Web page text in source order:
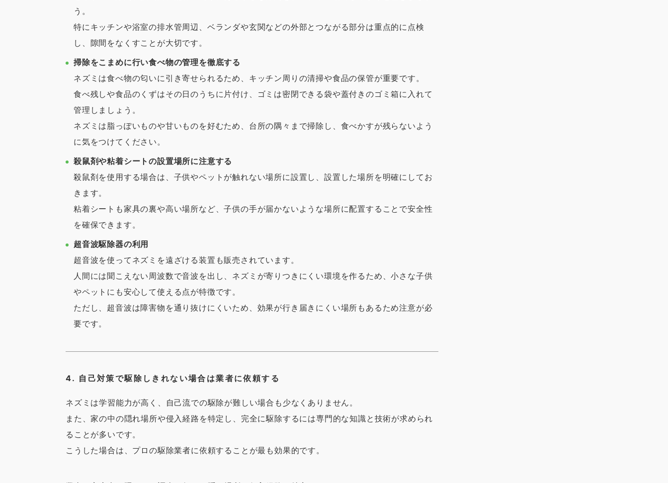
う。
特にキッチンや浴室の排水管周辺、ベランダや玄関などの外部とつながる部分は重点的に点検
し、隙間をなくすことが大切です。
掃除をこまめに行い食べ物の管理を徹底する
ネズミは食べ物の匂いに引き寄せられるため、キッチン周りの清掃や食品の保管が重要です。
食べ残しや食品のくずはその日のうちに片付け、ゴミは密閉できる袋や蓋付きのゴミ箱に入れて
管理しましょう。
ネズミは脂っぽいものや甘いものを好むため、台所の隅々まで掃除し、食べかすが残らないよう
に気をつけてください。
殺鼠剤や粘着シートの設置場所に注意する
殺鼠剤を使用する場合は、子供やペットが触れない場所に設置し、設置した場所を明確にしてお
きます。
粘着シートも家具の裏や高い場所など、子供の手が届かないような場所に配置することで安全性
を確保できます。
超音波駆除器の利用
超音波を使ってネズミを遠ざける装置も販売されています。
人間には聞こえない周波数で音波を出し、ネズミが寄りつきにくい環境を作るため、小さな子供
やペットにも安心して使える点が特徴です。
ただし、超音波は障害物を通り抜けにくいため、効果が行き届きにくい場所もあるため注意が必
要です。
4. 自己対策で駆除しきれない場合は業者に依頼する
ネズミは学習能力が高く、自己流での駆除が難しい場合も少なくありません。
また、家の中の隠れ場所や侵入経路を特定し、完全に駆除するには専門的な知識と技術が求められ
ることが多いです。
こうした場合は、プロの駆除業者に依頼することが最も効果的です。